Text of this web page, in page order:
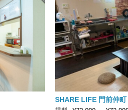
SHARE LIFE 門前仲町